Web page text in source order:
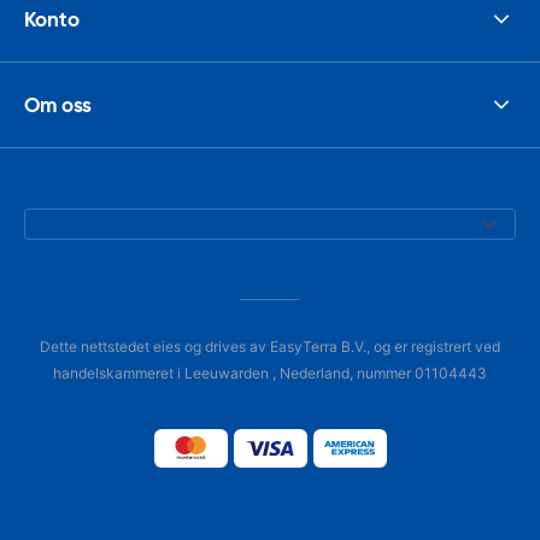
Konto
Om oss
Dette nettstedet eies og drives av EasyTerra B.V., og er registrert ved
handelskammeret i Leeuwarden , Nederland, nummer 01104443